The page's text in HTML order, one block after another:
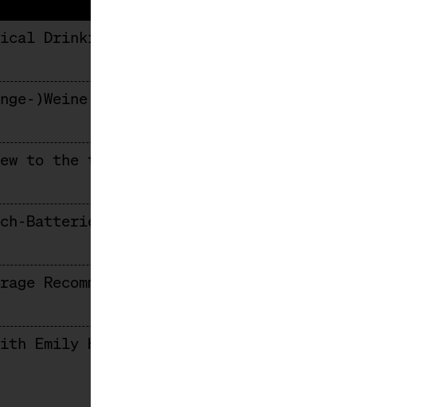
Drinking – Explained
)Weine jenseits der Funkyness
to the table – Central Europe’s new wine world.
Batterieberg: Mosel Riesling at it’s best!
Recommendations from Berlin’s Top Restaurants
Emily Harman